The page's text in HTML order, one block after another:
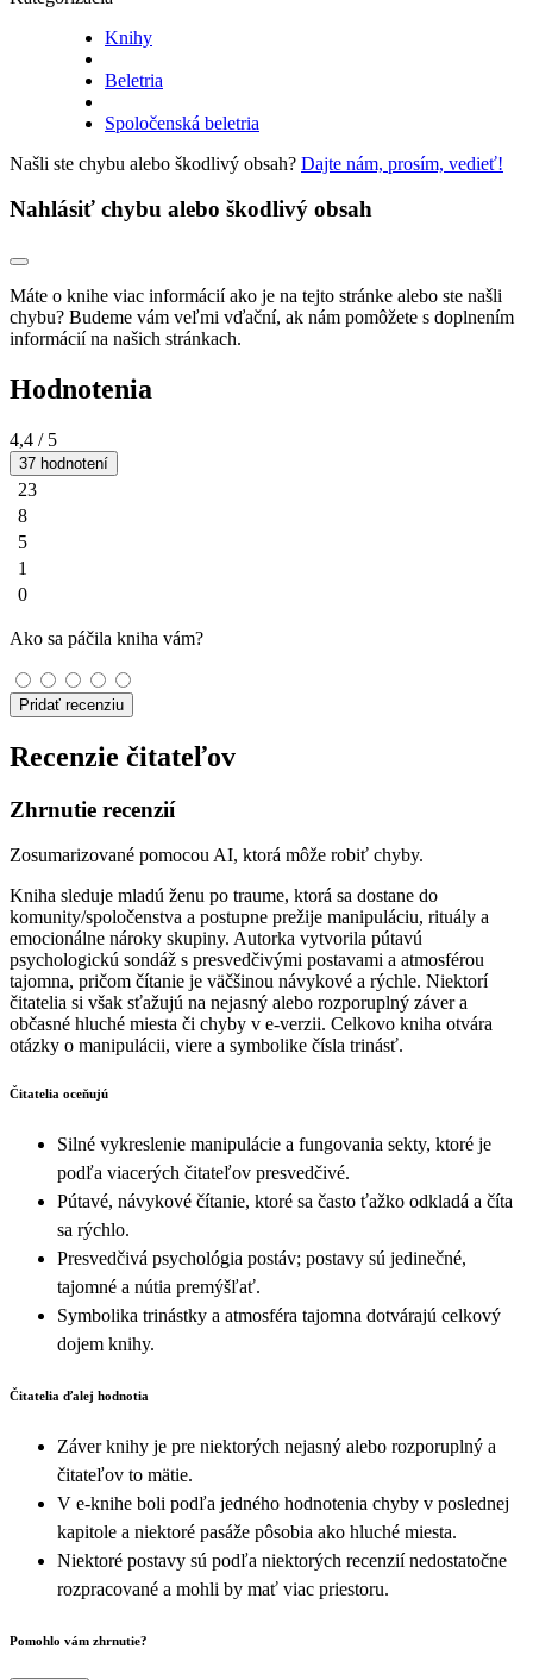
Knihy
Beletria
Spoločenská beletria
Našli ste chybu alebo škodlivý obsah? Dajte nám, prosím, vedieť!
Nahlásiť chybu alebo škodlivý obsah
Máte o knihe viac informácií ako je na tejto stránke alebo ste našli
chybu? Budeme vám veľmi vďační, ak nám pomôžete s doplnením
informácií na našich stránkach.
Hodnotenia
4,4 / 5
37 hodnotení
23
8
5
1
0
Ako sa páčila kniha vám?
Pridať recenziu
Recenzie čitateľov
Zhrnutie recenzií
Zosumarizované pomocou AI, ktorá môže robiť chyby.
Kniha sleduje mladú ženu po traume, ktorá sa dostane do
komunity/spoločenstva a postupne prežije manipuláciu, rituály a
emocionálne nároky skupiny. Autorka vytvorila pútavú
psychologickú sondáž s presvedčivými postavami a atmosférou
tajomna, pričom čítanie je väčšinou návykové a rýchle. Niektorí
čitatelia si však sťažujú na nejasný alebo rozporuplný záver a
občasné hluché miesta či chyby v e‑verzii. Celkovo kniha otvára
otázky o manipulácii, viere a symbolike čísla trinásť.
Čitatelia oceňujú
Silné vykreslenie manipulácie a fungovania sekty, ktoré je
podľa viacerých čitateľov presvedčivé.
Pútavé, návykové čítanie, ktoré sa často ťažko odkladá a číta
sa rýchlo.
Presvedčivá psychológia postáv; postavy sú jedinečné,
tajomné a nútia premýšľať.
Symbolika trinástky a atmosféra tajomna dotvárajú celkový
dojem knihy.
Čitatelia ďalej hodnotia
Záver knihy je pre niektorých nejasný alebo rozporuplný a
čitateľov to mätie.
V e‑knihe boli podľa jedného hodnotenia chyby v poslednej
kapitole a niektoré pasáže pôsobia ako hluché miesta.
Niektoré postavy sú podľa niektorých recenzií nedostatočne
rozpracované a mohli by mať viac priestoru.
Pomohlo vám zhrnutie?